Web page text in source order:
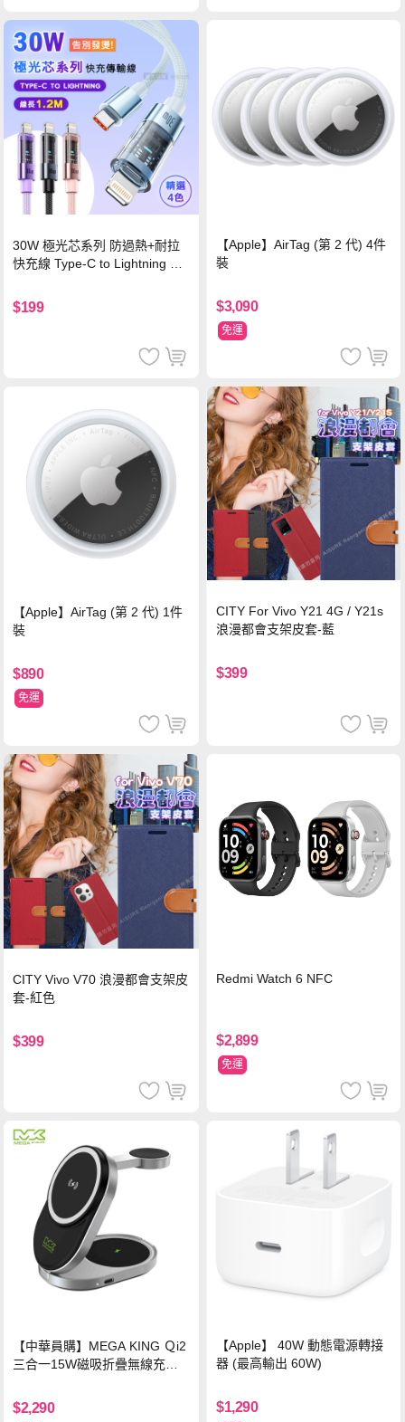
30W 極光芯系列 防過熱+耐拉
快充線 Type-C to Lightning 傳
$199
【Apple】AirTag (第 2 代) 4件
裝
$3,090
免運
【Apple】AirTag (第 2 代) 1件
裝
$890
免運
CITY For Vivo Y21 4G / Y21s
浪漫都會支架皮套-藍
$399
CITY Vivo V70 浪漫都會支架皮
套-紅色
$399
Redmi Watch 6 NFC
$2,899
免運
【中華員購】MEGA KING Ｑi2
三合一15W磁吸折疊無線充電
$2,290
【Apple】 40W 動態電源轉接
器 (最高輸出 60W)
$1,290